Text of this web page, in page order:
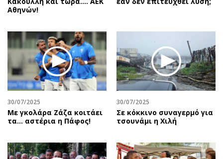
Αθηνών!
30/07/2025
Με γκολάρα Ζάζα κοιτάει
τα... αστέρια η Πάφος!
30/07/2025
Σε κόκκινο συναγερμό για
τσουνάμι η Χιλή